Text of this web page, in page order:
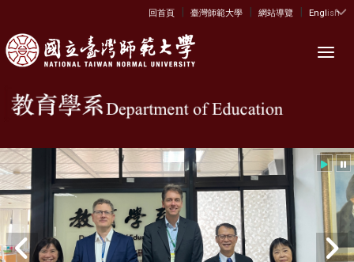
:::
回首頁 | 臺灣師範大學 | 網站導覽 | English